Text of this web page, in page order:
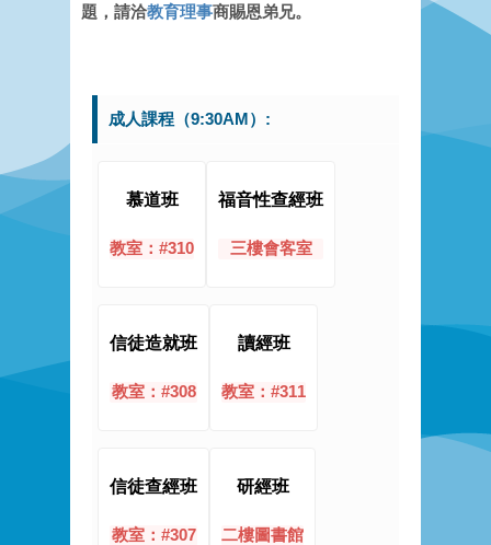
題，請洽教育理事商賜恩弟兄。
成人課程（9:30AM）:
慕道班
教室：#310
福音性查經班
三樓會客室
信徒造就班
教室：#308
讀經班
教室：#311
信徒查經班
教室：#307
研經班
二樓圖書館